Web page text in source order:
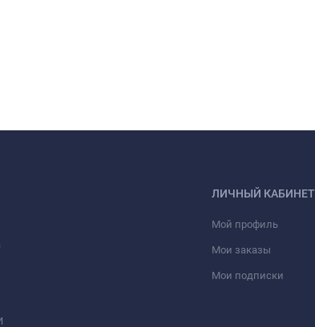
ЛИЧНЫЙ КАБИНЕТ
Мой профиль
Мои заказы
Мои подписки